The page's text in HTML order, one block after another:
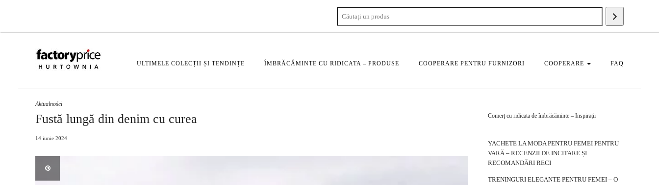
un
produs
ULTIMELE COLECȚII ȘI TENDINȚE ÎMBRĂCĂMINTE CU RIDICATA – PRODUSE COOPERARE PENTRU FURNIZORI COOPERARE FAQ
Aktualności
Fustă lungă din denim cu curea
14 iunie 2024
Comerț cu ridicata de îmbrăcăminte – Inspirații
YACHETE LA MODA PENTRU FEMEI PENTRU
VARĂ – RECENZII DE INCITARE ȘI
RECOMANDĂRI RECI
TRENINGURI ELEGANTE PENTRU FEMEI – O